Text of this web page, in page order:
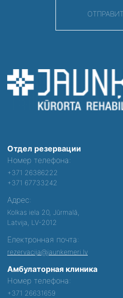
Отдел резервации
Номер телефона:
+371 26386222
+371 67733242
Адрес:
Kolkas iela 20, Jūrmalā,
Latvija, LV-2012
Електронная почта:
rezervacija@jaunkemeri.lv
Амбулаторная клиника
Номер телефона:
+371 26631659